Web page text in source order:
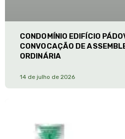
CONDOMÍNIO EDIFÍCIO
CONVOCAÇÃO DE
ORDINÁRIA
14 de julho de 2026